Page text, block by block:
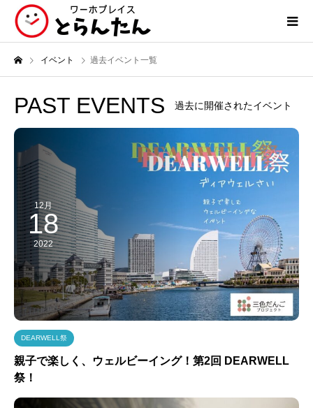
イベント 過去イベント一覧
PAST EVENTS 過去に開催されたイベント
12月
18
2022
DEARWELL祭
親子で楽しく、ウェルビーイング！第2回 DEARWELL
祭！